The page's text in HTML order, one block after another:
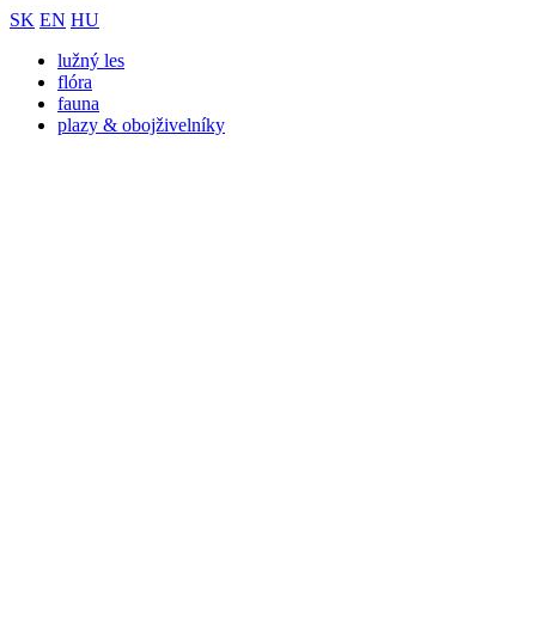
SK EN HU
lužný les
flóra
fauna
plazy & obojživelníky